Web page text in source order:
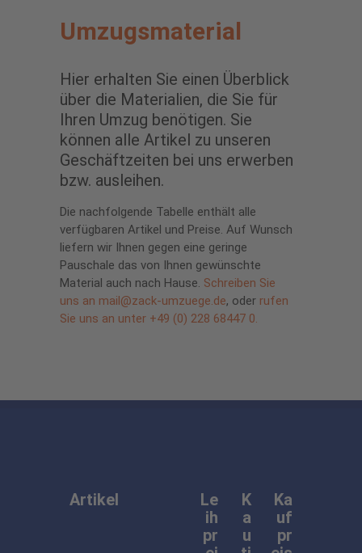
Umzugsmaterial
Hier erhalten Sie einen Überblick
über die Materialien, die Sie für
Ihren Umzug benötigen. Sie
können alle Artikel zu unseren
Geschäftzeiten bei uns erwerben
bzw. ausleihen.
Die nachfolgende Tabelle enthält alle
verfügbaren Artikel und Preise. Auf Wunsch
liefern wir Ihnen gegen eine geringe
Pauschale das von Ihnen gewünschte
Material auch nach Hause. Schreiben Sie
uns an mail@zack-umzuege.de, oder rufen
Sie uns an unter +49 (0) 228 68447 0.
Artikel
Le
ih
pr
K
a
u
Ka
uf
pr